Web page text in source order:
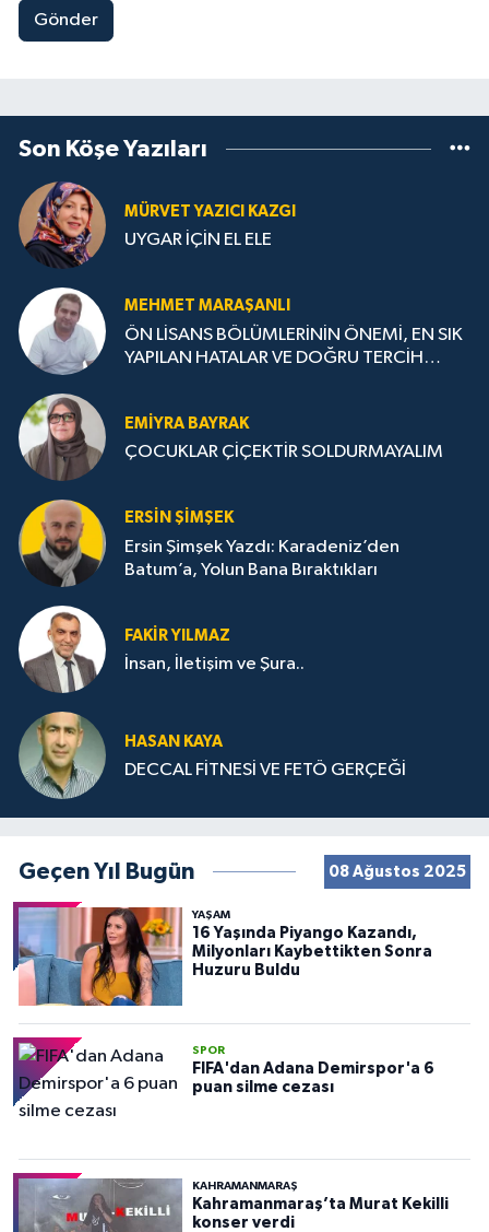
Gönder
Son Köşe Yazıları
MÜRVET YAZICI KAZGI
UYGAR İÇİN EL ELE
MEHMET MARAŞANLI
ÖN LİSANS BÖLÜMLERİNİN ÖNEMİ, EN SIK
YAPILAN HATALAR VE DOĞRU TERCİH
EMIYRA BAYRAK
ÇOCUKLAR ÇİÇEKTİR SOLDURMAYALIM
ERSIN ŞIMŞEK
Ersin Şimşek Yazdı: Karadeniz’den
Batum’a, Yolun Bana Bıraktıkları
FAKIR YILMAZ
İnsan, İletişim ve Şura..
HASAN KAYA
DECCAL FİTNESİ VE FETÖ GERÇEĞİ
Geçen Yıl Bugün 08 Ağustos 2025
YAŞAM
16 Yaşında Piyango Kazandı,
Milyonları Kaybettikten Sonra
Huzuru Buldu
SPOR
FIFA'dan Adana Demirspor'a 6
puan silme cezası
KAHRAMANMARAŞ
Kahramanmaraş’ta Murat Kekilli
konser verdi